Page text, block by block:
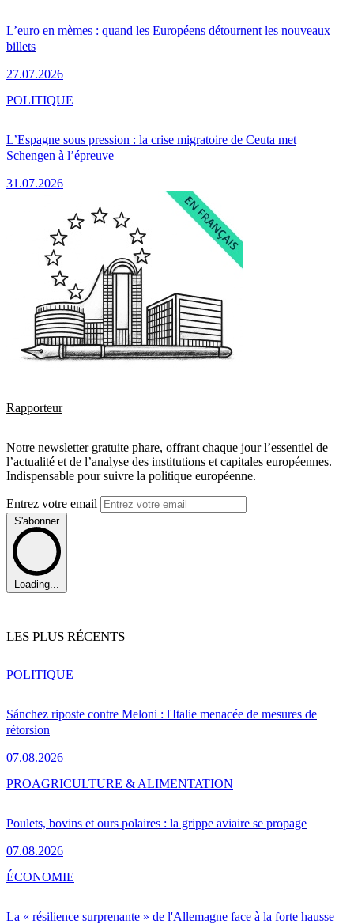
L’euro en mèmes : quand les Européens détournent les nouveaux
billets
27.07.2026
L’Espagne sous pression : la crise migratoire de Ceuta met
Schengen à l’épreuve
31.07.2026
POLITIQUE
Rapporteur
Notre newsletter gratuite phare, offrant chaque jour l’essentiel de
l’actualité et de l’analyse des institutions et capitales européennes.
Indispensable pour suivre la politique européenne.
Entrez votre email
S'abonner
Loading...
LES PLUS RÉCENTS
Sánchez riposte contre Meloni : l'Italie menacée de mesures de
rétorsion
07.08.2026
POLITIQUE
Poulets, bovins et ours polaires : la grippe aviaire se propage
07.08.2026
PROAGRICULTURE & ALIMENTATION
La « résilience surprenante » de l'Allemagne face à la forte hausse
ÉCONOMIE